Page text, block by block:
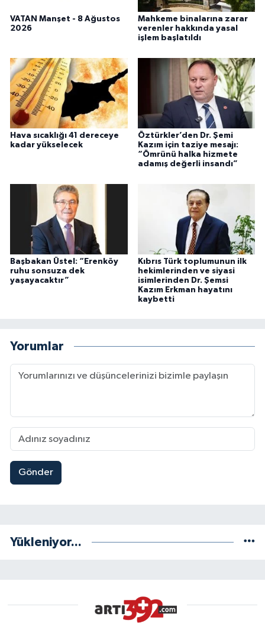
VATAN Manşet - 8 Ağustos
2026
Mahkeme binalarına zarar
verenler hakkında yasal
işlem başlatıldı
Hava sıcaklığı 41 dereceye
kadar yükselecek
Öztürkler’den Dr. Şemi
Kazım için taziye mesajı:
“Ömrünü halka hizmete
adamış değerli insandı”
Başbakan Üstel: “Erenköy
ruhu sonsuza dek
yaşayacaktır”
Kıbrıs Türk toplumunun ilk
hekimlerinden ve siyasi
isimlerinden Dr. Şemsi
Kazım Erkman hayatını
kaybetti
Yorumlar
Gönder
Yükleniyor...